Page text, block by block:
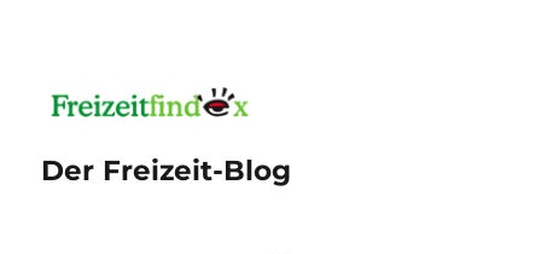
Der Freizeit-Blog